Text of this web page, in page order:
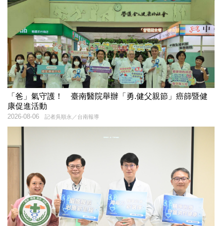
「爸」氣守護！ 臺南醫院舉辦「勇.健父親節」癌篩暨健
康促進活動
記者吳順永／台南報導
2026-08-06